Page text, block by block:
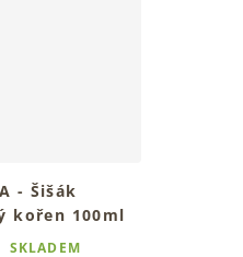
- Šišák
kořen 100ml
SKLADEM